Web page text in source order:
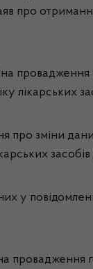
про
провадження
лікарських
про зміни
у
провадження